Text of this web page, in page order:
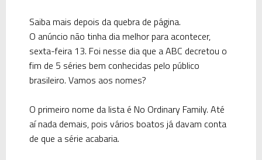
Saiba mais depois da quebra de página.
O anúncio não tinha dia melhor para acontecer,
sexta-feira 13. Foi nesse dia que a ABC decretou o
fim de 5 séries bem conhecidas pelo público
brasileiro. Vamos aos nomes?
O primeiro nome da lista é No Ordinary Family. Até
aí nada demais, pois vários boatos já davam conta
de que a série acabaria.